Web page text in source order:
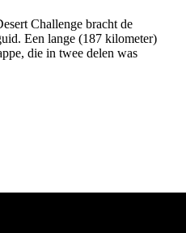
Challenge bracht de
Een lange (187 kilometer)
die in twee delen was